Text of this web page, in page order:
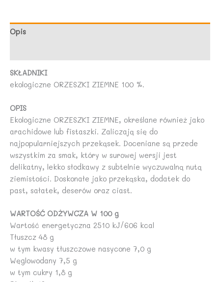
BIO
Opis
SKŁADNIKI
ekologiczne ORZESZKI ZIEMNE 100 %.
OPIS
Ekologiczne ORZESZKI ZIEMNE, określane również jako
arachidowe lub fistaszki. Zaliczają się do
najpopularniejszych przekąsek. Doceniane są przede
wszystkim za smak, który w surowej wersji jest
delikatny, lekko słodkawy z subtelnie wyczuwalną nutą
ziemistości. Doskonałe jako przekąska, dodatek do
past, sałatek, deserów oraz ciast.
WARTOŚĆ ODŻYWCZA W 100 g
Wartość energetyczna 2510 kJ/606 kcal
Tłuszcz 48 g
w tym kwasy tłuszczowe nasycone 7,0 g
Węglowodany 7,5 g
w tym cukry 1,8 g